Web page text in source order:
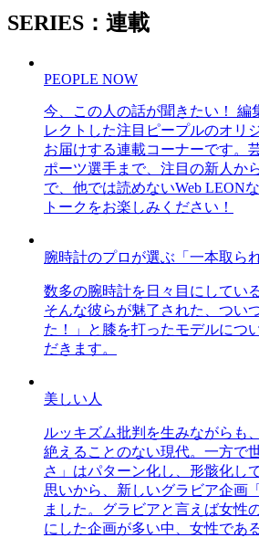
SERIES：連載
PEOPLE NOW
今、この人の話が聞きたい！ 編
レクトした注目ピープルのオリ
お届けする連載コーナーです。
ポーツ選手まで、注目の新人か
で、他では読めないWeb LEON
トークをお楽しみください！
腕時計のプロが選ぶ「一本取ら
数多の腕時計を日々目にしてい
そんな彼らが魅了された、つい
た！」と膝を打ったモデルにつ
だきます。
美しい人
ルッキズム批判を生みながらも
絶えることのない現代。一方で
さ」はパターン化し、形骸化し
思いから、新しいグラビア企画
ました。グラビアと言えば女性
にした企画が多い中、女性であ